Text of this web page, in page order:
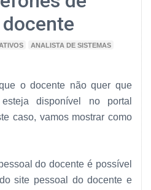
ANALISTA DE SISTEMAS
o docente não quer que
disponível no portal
caso, vamos mostrar como
do docente é possível
site pessoal do docente e